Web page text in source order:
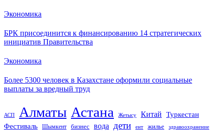
Экономика
БРК присоединится к финансированию 14 стратегических
инициатив Правительства
Экономика
Более 5300 человек в Казахстане оформили социальные
выплаты за вредный труд
АСП Алматы Астана Жетысу Китай
Туркестан
Фестиваль
Шымкент бизнес вода дети ент жилье здравоохранение